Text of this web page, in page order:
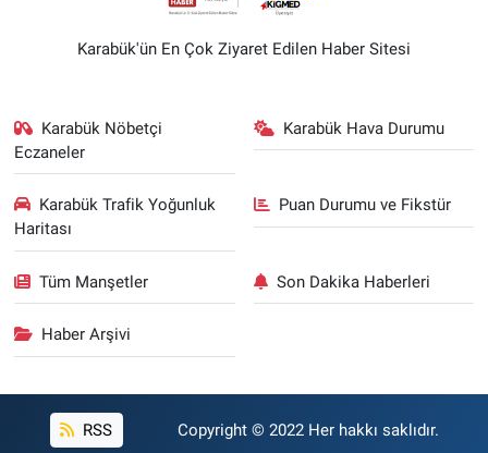
Karabük'ün En Çok Ziyaret Edilen Haber Sitesi
Karabük Nöbetçi
Eczaneler
Karabük Hava Durumu
Karabük Trafik Yoğunluk
Haritası
Puan Durumu ve Fikstür
Tüm Manşetler Son Dakika Haberleri
Haber Arşivi
RSS Copyright © 2022 Her hakkı saklıdır.